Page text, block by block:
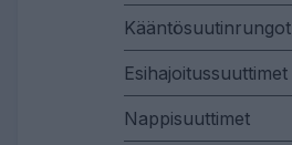
Kääntösuutinrungot
Esihajoitussuuttimet
Nappisuuttimet